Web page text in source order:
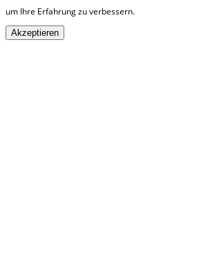
um Ihre Erfahrung zu verbessern.
Akzeptieren